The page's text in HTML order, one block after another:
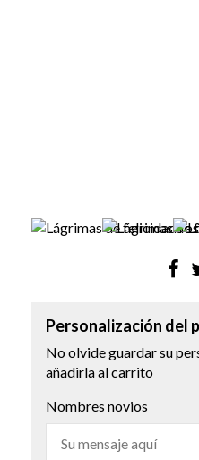
Personalización del
No olvide guardar su
añadirla al carrito
Nombres novios